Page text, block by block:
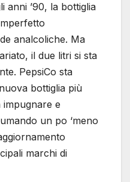
anni ’90, la bottiglia
analcoliche. Ma
il due litri si sta
PepsiCo sta
bottiglia più
e
un po ‘meno
marchi di